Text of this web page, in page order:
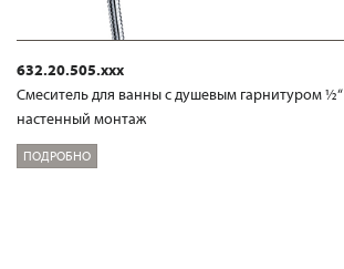
632.20.505.xxx
Смеситель для ванны с душевым гарнитуром ½“
настенный монтаж
ПОДРОБНО